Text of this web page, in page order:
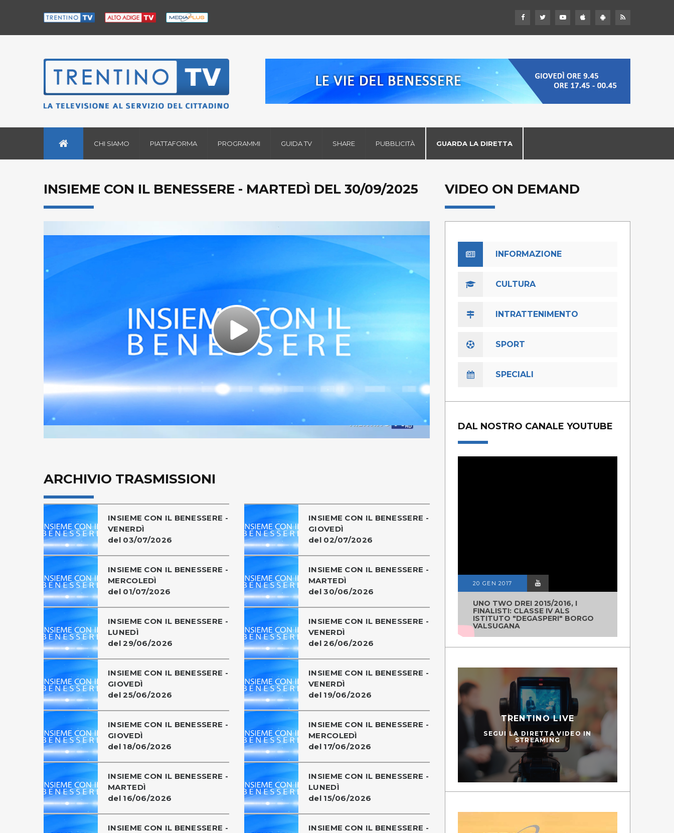
CHI SIAMO PIATTAFORMA PROGRAMMI GUIDA TV SHARE PUBBLICITÀ GUARDA LA DIRETTA
INSIEME CON IL BENESSERE - MARTEDÌ DEL 30/09/2025
Play
Video
ARCHIVIO TRASMISSIONI
INSIEME CON IL BENESSERE -
VENERDÌ
del 03/07/2026
INSIEME CON IL BENESSERE -
GIOVEDÌ
del 02/07/2026
INSIEME CON IL BENESSERE -
MERCOLEDÌ
del 01/07/2026
INSIEME CON IL BENESSERE -
MARTEDÌ
del 30/06/2026
INSIEME CON IL BENESSERE -
LUNEDÌ
del 29/06/2026
INSIEME CON IL BENESSERE -
VENERDÌ
del 26/06/2026
INSIEME CON IL BENESSERE -
GIOVEDÌ
del 25/06/2026
INSIEME CON IL BENESSERE -
VENERDÌ
del 19/06/2026
INSIEME CON IL BENESSERE -
GIOVEDÌ
del 18/06/2026
INSIEME CON IL BENESSERE -
MERCOLEDÌ
del 17/06/2026
INSIEME CON IL BENESSERE -
MARTEDÌ
del 16/06/2026
INSIEME CON IL BENESSERE -
LUNEDÌ
del 15/06/2026
INSIEME CON IL BENESSERE -
INSIEME CON IL BENESSERE -
VIDEO ON DEMAND
INFORMAZIONE
CULTURA
INTRATTENIMENTO
SPORT
SPECIALI
DAL NOSTRO CANALE YOUTUBE
20 GEN 2017
UNO TWO DREI 2015/2016, I
FINALISTI: CLASSE IV ALS
ISTITUTO "DEGASPERI" BORGO
VALSUGANA
TRENTINO LIVE
SEGUI LA DIRETTA VIDEO IN
STREAMING